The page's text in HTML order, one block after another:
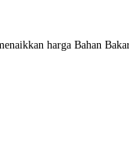
harga Bahan